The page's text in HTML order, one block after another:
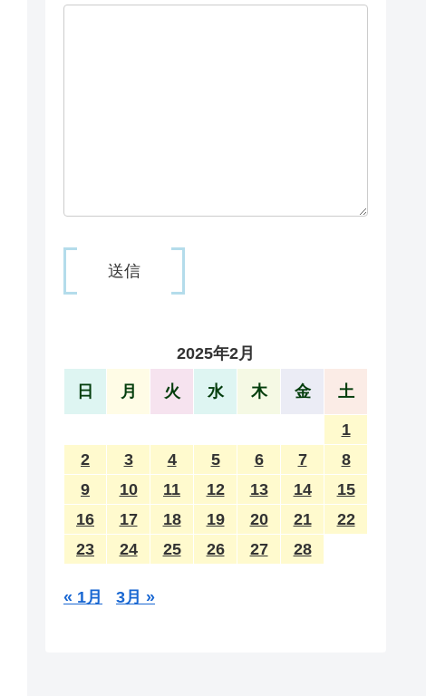
2025年2月
日 月 火 水 木 金 土
1
2
3 4 5 6 7
8
9
10 11 12 13 14
15
16
17 18 19 20 21
22
23
24 25 26 27 28
« 1月 3月 »